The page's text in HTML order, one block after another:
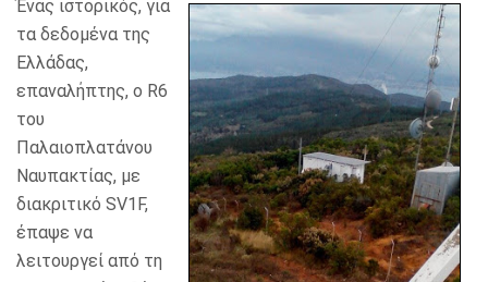
Ένας ιστορικός, για
τα δεδομένα της
Ελλάδας,
επαναλήπτης, ο R6
του
Παλαιοπλατάνου
Ναυπακτίας, με
διακριτικό SV1F,
έπαψε να
λειτουργεί από τη